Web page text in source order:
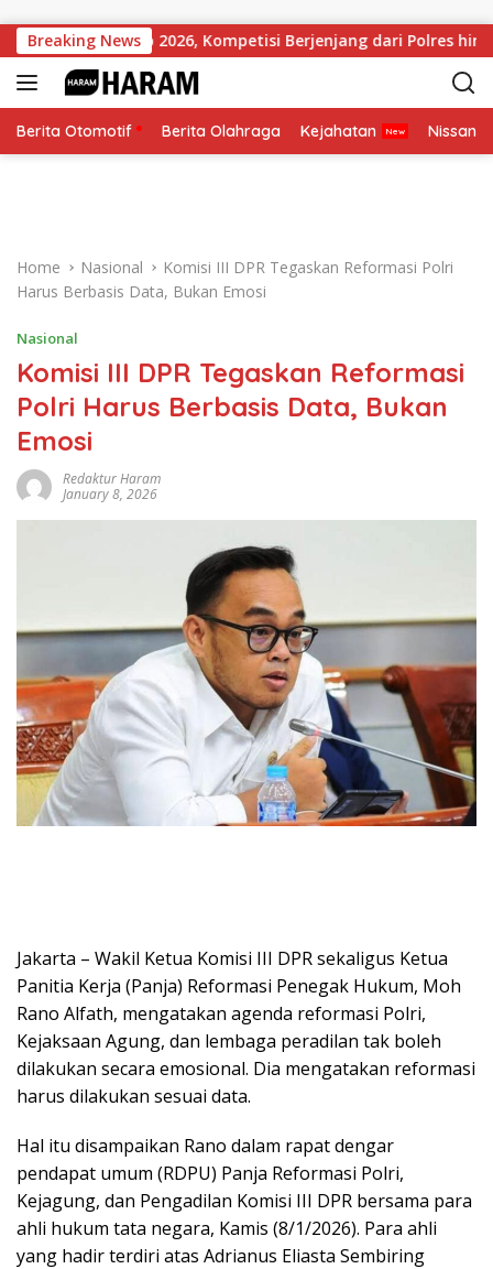
Breaking News
Kapolri Cup 2026, Kompetisi Berjenjang dari Polres hingga
Berita Otomotif Berita Olahraga Kejahatan Nissan
Home Nasional
Komisi III DPR Tegaskan Reformasi Polri
Harus Berbasis Data, Bukan Emosi
Nasional
Komisi III DPR Tegaskan Reformasi
Polri Harus Berbasis Data, Bukan
Emosi
Redaktur Haram
January 8, 2026
Jakarta – Wakil Ketua Komisi III DPR sekaligus Ketua
Panitia Kerja (Panja) Reformasi Penegak Hukum, Moh
Rano Alfath, mengatakan agenda reformasi Polri,
Kejaksaan Agung, dan lembaga peradilan tak boleh
dilakukan secara emosional. Dia mengatakan reformasi
harus dilakukan sesuai data.
Hal itu disampaikan Rano dalam rapat dengar
pendapat umum (RDPU) Panja Reformasi Polri,
Kejagung, dan Pengadilan Komisi III DPR bersama para
ahli hukum tata negara, Kamis (8/1/2026). Para ahli
yang hadir terdiri atas Adrianus Eliasta Sembiring